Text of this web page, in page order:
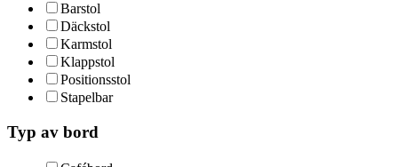
Barstol
Däckstol
Karmstol
Klappstol
Positionsstol
Stapelbar
Typ av bord